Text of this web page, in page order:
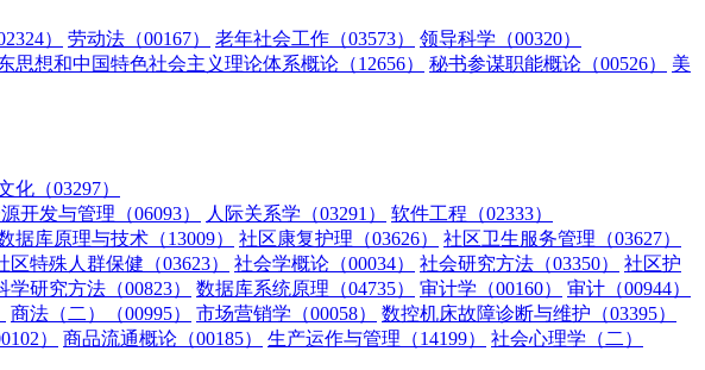
） 劳动法（00167） 老年社会工作（03573）
领导科学（00320）
思想和中国特色社会主义理论体系概论（12656） 秘书参谋职能概论（00526）
美
化（03297）
开发与管理（06093） 人际关系学（03291）
软件工程（02333）
据库原理与技术（13009） 社区康复护理（03626）
社区卫生服务管理（03627）
区特殊人群保健（03623） 社会学概论（00034） 社会研究方法（03350）
社区护
学研究方法（00823） 数据库系统原理（04735） 审计学（00160）
审计（00944）
商法（二）（00995） 市场营销学（00058）
数控机床故障诊断与维护（03395）
） 商品流通概论（00185） 生产运作与管理（14199）
社会心理学（二）